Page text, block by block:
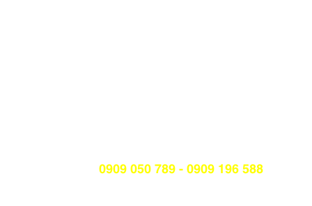
0909 050 789 - 0909 196 588